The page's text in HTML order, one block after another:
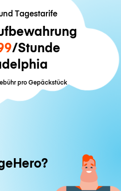
Tagestarife
/Stunde
pro Gepäckstück